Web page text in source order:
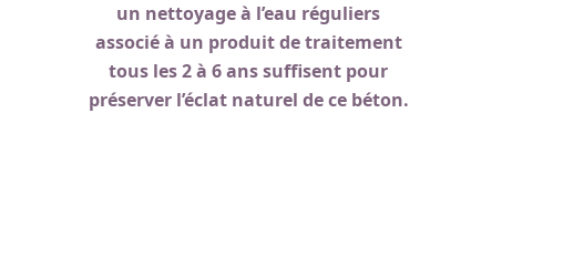
un nettoyage à l’eau réguliers
associé à un produit de traitement
tous les 2 à 6 ans suffisent pour
préserver l’éclat naturel de ce béton.